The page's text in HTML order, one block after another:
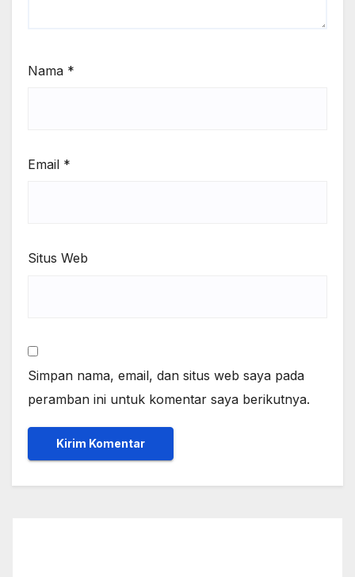
Nama *
Email *
Situs Web
Simpan nama, email, dan situs web saya pada
peramban ini untuk komentar saya berikutnya.